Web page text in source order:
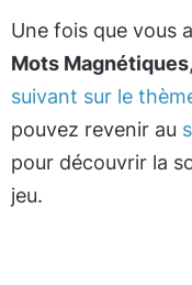
Une fois que vous
Mots Magnétiques
suivant sur le
pouvez revenir au
pour découvrir la
jeu.